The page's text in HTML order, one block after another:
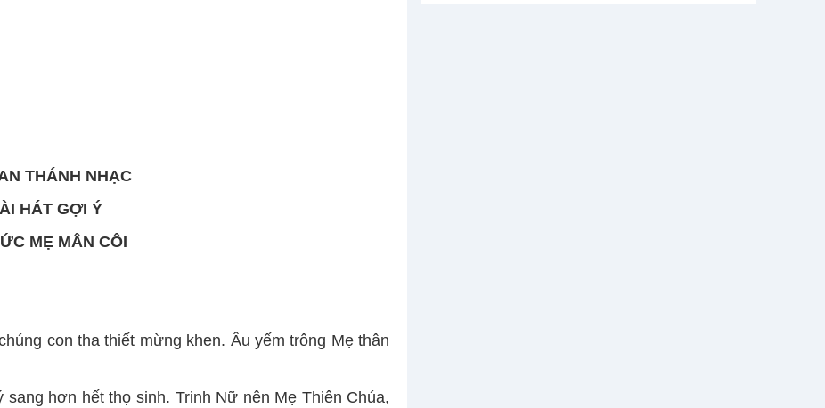
THÁNH NHẠC
HÁT GỢI Ý
MẸ MÂN CÔI
con tha thiết mừng khen. Âu yếm trông Mẹ thân
hơn hết thọ sinh. Trinh Nữ nên Mẹ Thiên Chúa,